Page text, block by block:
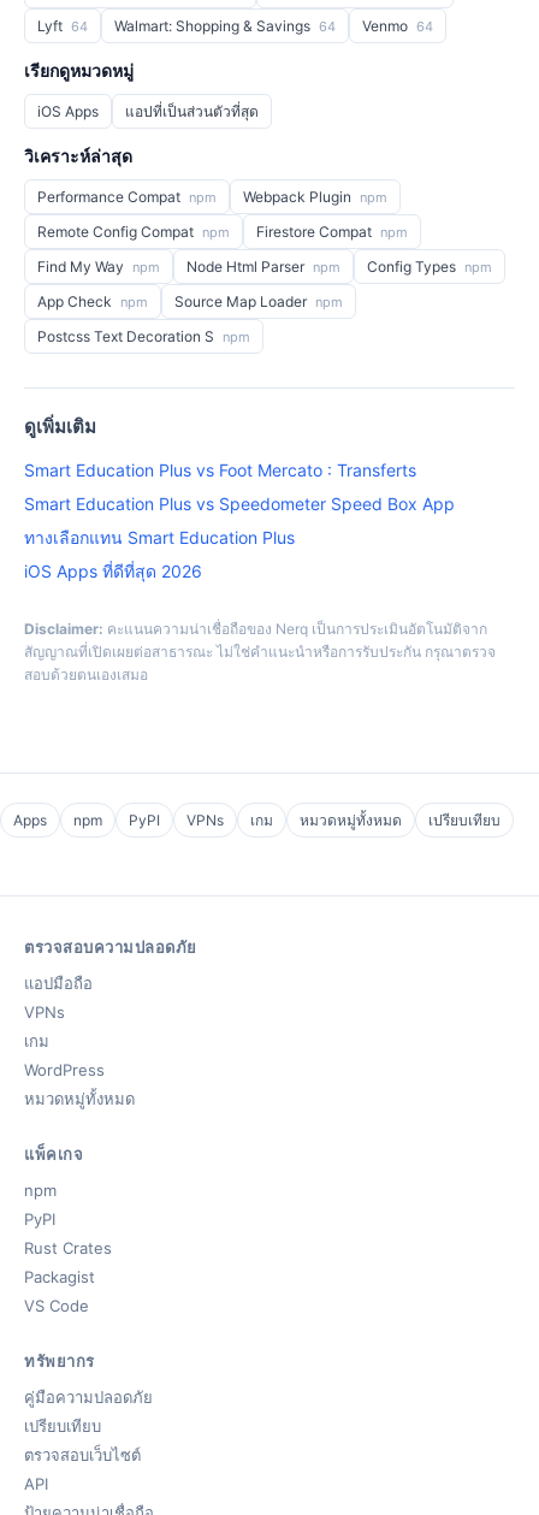
Lyft 64 Walmart: Shopping & Savings 64 Venmo 64
เรียกดูหมวดหมู่
iOS Apps แอปที่เป็นส่วนตัวที่สุด
วิเคราะห์ล่าสุด
Performance Compat npm Webpack Plugin npm
Remote Config Compat npm Firestore Compat npm
Find My Way npm Node Html Parser npm Config Types npm
App Check npm Source Map Loader npm
Postcss Text Decoration S npm
ดูเพิ่มเติม
Smart Education Plus vs Foot Mercato : Transferts
Smart Education Plus vs Speedometer Speed Box App
ทางเลือกแทน Smart Education Plus
iOS Apps ที่ดีที่สุด 2026
Disclaimer: คะแนนความน่าเชื่อถือของ Nerq เป็นการประเมินอัตโนมัติจาก
สัญญาณที่เปิดเผยต่อสาธารณะ ไม่ใช่คำแนะนำหรือการรับประกัน กรุณาตรวจ
สอบด้วยตนเองเสมอ
Apps npm PyPI VPNs เกม หมวดหมู่ทั้งหมด เปรียบเทียบ
ตรวจสอบความปลอดภัย
แอปมือถือ
VPNs
เกม
WordPress
หมวดหมู่ทั้งหมด
แพ็คเกจ
npm
PyPI
Rust Crates
Packagist
VS Code
ทรัพยากร
คู่มือความปลอดภัย
เปรียบเทียบ
ตรวจสอบเว็บไซต์
API